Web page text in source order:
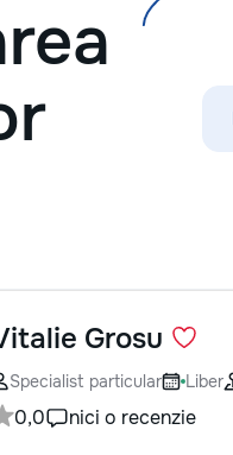
⚙️
Что я
и
связано
Не
Спасем
Grosu
Specialist particular Liber
0,0 nici o recenzie